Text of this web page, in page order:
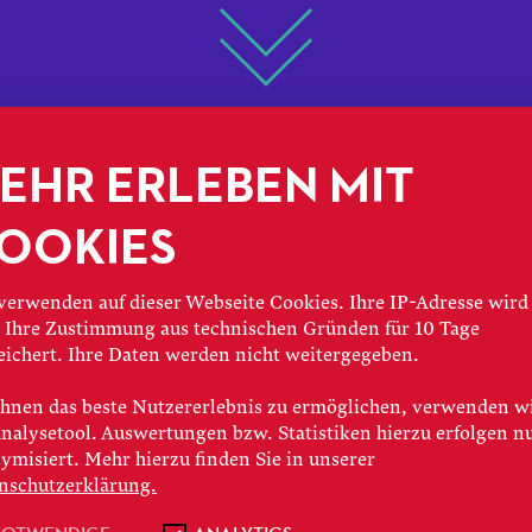
in eine Gesangskarriere auf
ERLEBEN MIT
auf dieser Webseite Cookies. Ihre IP-Adresse wird
Ihre Zustimmung aus technischen Gründen für 10 Tage
Ihre Daten werden nicht weitergegeben.
das beste Nutzererlebnis zu ermöglichen, verwenden
Auswertungen bzw. Statistiken hierzu erfolgen
Mehr hierzu finden Sie in unserer